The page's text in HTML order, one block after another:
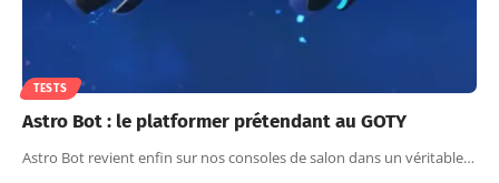
TESTS
Astro Bot : le platformer prétendant au GOTY
Astro Bot revient enfin sur nos consoles de salon dans un véritable…